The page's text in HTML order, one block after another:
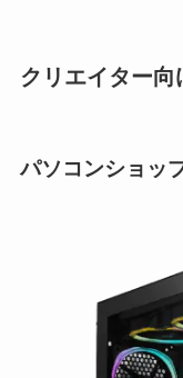
クリエイター向
パソコンショッ